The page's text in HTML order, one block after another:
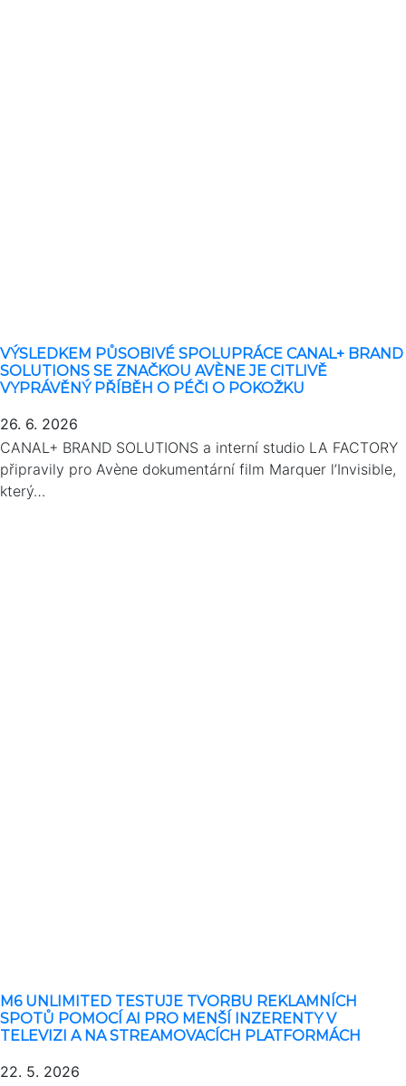
VÝSLEDKEM PŮSOBIVÉ SPOLUPRÁCE CANAL+ BRAND
SOLUTIONS SE ZNAČKOU AVÈNE JE CITLIVĚ
VYPRÁVĚNÝ PŘÍBĚH O PÉČI O POKOŽKU
26. 6. 2026
CANAL+ BRAND SOLUTIONS a interní studio LA FACTORY
připravily pro Avène dokumentární film Marquer l’Invisible,
který…
M6 UNLIMITED TESTUJE TVORBU REKLAMNÍCH
SPOTŮ POMOCÍ AI PRO MENŠÍ INZERENTY V
TELEVIZI A NA STREAMOVACÍCH PLATFORMÁCH
22. 5. 2026